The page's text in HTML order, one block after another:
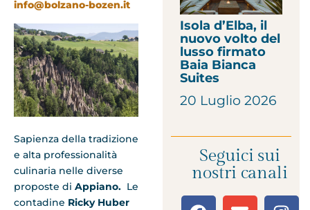
info@bolzano-bozen.it
Sapienza della tradizione
e alta professionalità
culinaria nelle diverse
proposte di Appiano. Le
contadine Ricky Huber
Isola d’Elba, il
nuovo volto del
lusso firmato
Baia Bianca
Suites
20 Luglio 2026
Seguici sui
nostri canali